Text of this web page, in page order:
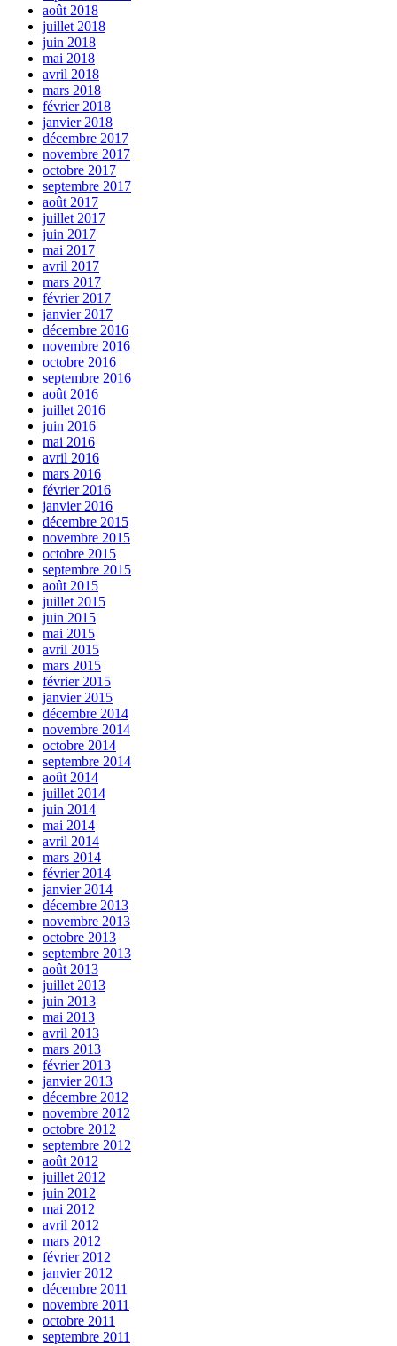
août 2018
juillet 2018
juin 2018
mai 2018
avril 2018
mars 2018
février 2018
janvier 2018
décembre 2017
novembre 2017
octobre 2017
septembre 2017
août 2017
juillet 2017
juin 2017
mai 2017
avril 2017
mars 2017
février 2017
janvier 2017
décembre 2016
novembre 2016
octobre 2016
septembre 2016
août 2016
juillet 2016
juin 2016
mai 2016
avril 2016
mars 2016
février 2016
janvier 2016
décembre 2015
novembre 2015
octobre 2015
septembre 2015
août 2015
juillet 2015
juin 2015
mai 2015
avril 2015
mars 2015
février 2015
janvier 2015
décembre 2014
novembre 2014
octobre 2014
septembre 2014
août 2014
juillet 2014
juin 2014
mai 2014
avril 2014
mars 2014
février 2014
janvier 2014
décembre 2013
novembre 2013
octobre 2013
septembre 2013
août 2013
juillet 2013
juin 2013
mai 2013
avril 2013
mars 2013
février 2013
janvier 2013
décembre 2012
novembre 2012
octobre 2012
septembre 2012
août 2012
juillet 2012
juin 2012
mai 2012
avril 2012
mars 2012
février 2012
janvier 2012
décembre 2011
novembre 2011
octobre 2011
septembre 2011